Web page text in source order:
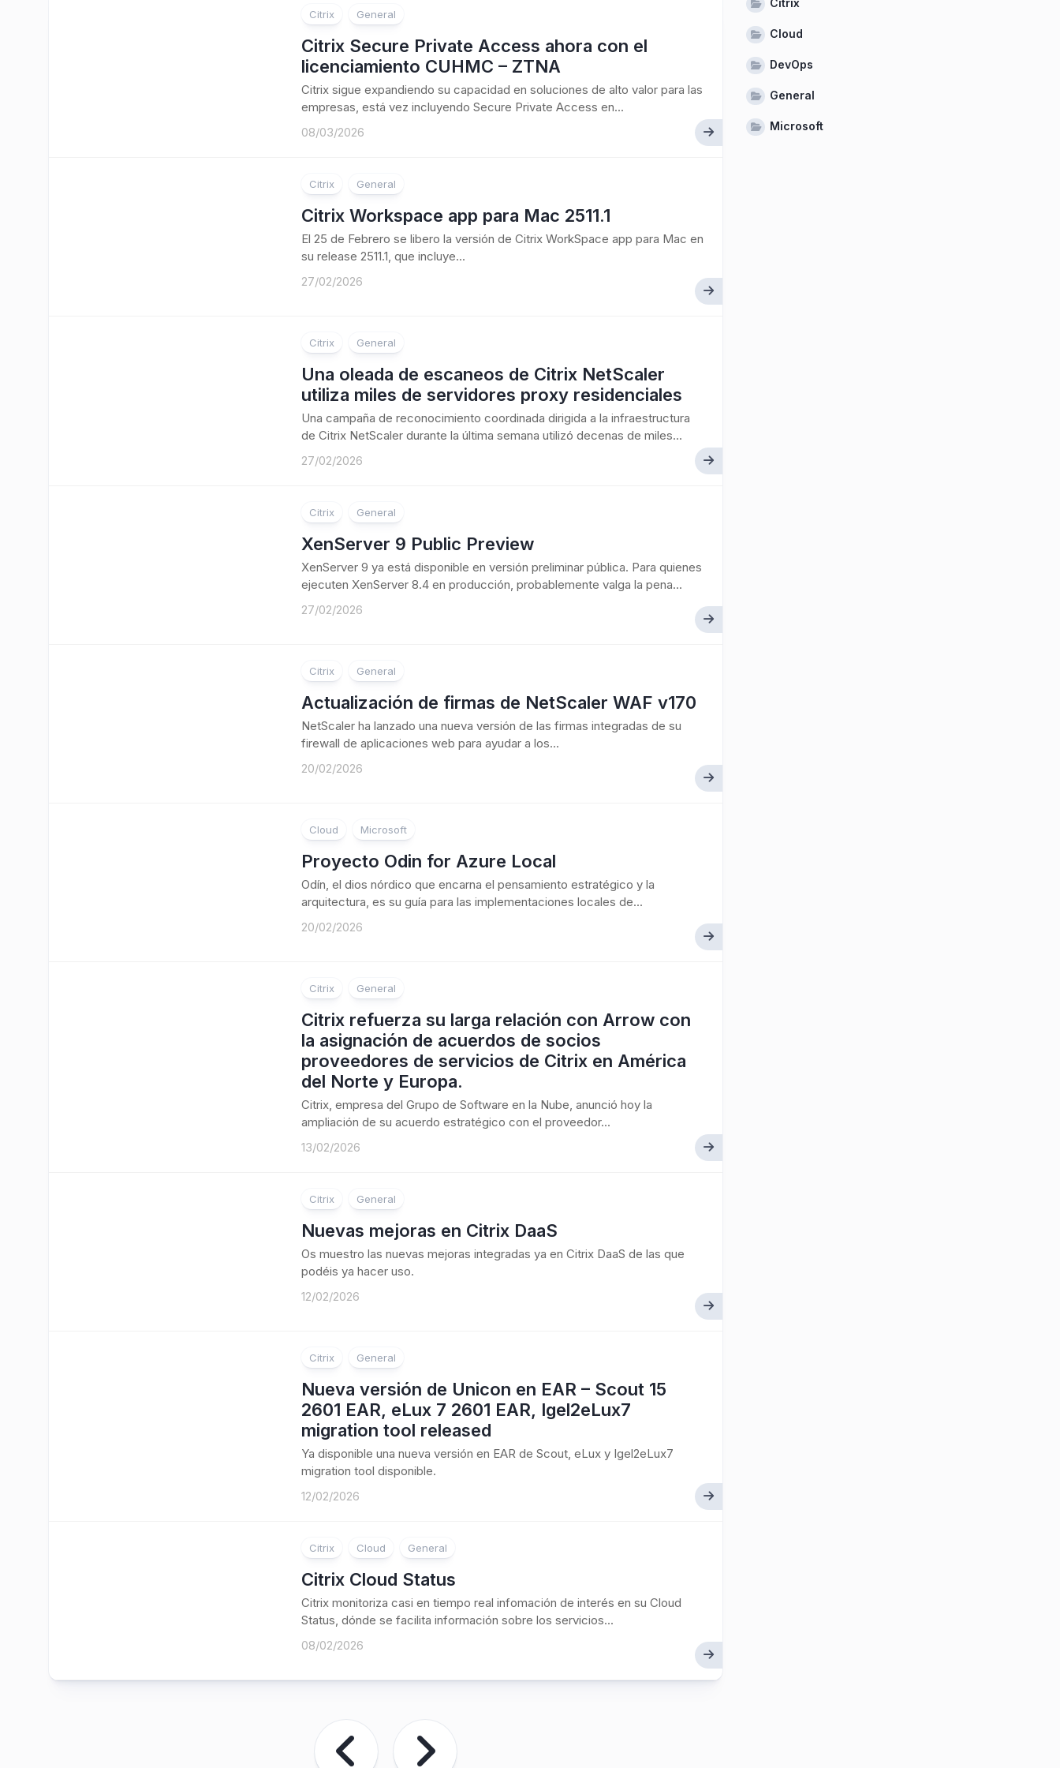
Citrix General
Citrix Secure Private Access ahora con el
licenciamiento CUHMC – ZTNA
Citrix sigue expandiendo su capacidad en soluciones de alto valor para las
empresas, está vez incluyendo Secure Private Access en...
08/03/2026
Citrix General
Citrix Workspace app para Mac 2511.1
El 25 de Febrero se libero la versión de Citrix WorkSpace app para Mac en
su release 2511.1, que incluye...
27/02/2026
Citrix General
Una oleada de escaneos de Citrix NetScaler
utiliza miles de servidores proxy residenciales
Una campaña de reconocimiento coordinada dirigida a la infraestructura
de Citrix NetScaler durante la última semana utilizó decenas de miles...
27/02/2026
Citrix General
XenServer 9 Public Preview
XenServer 9 ya está disponible en versión preliminar pública. Para quienes
ejecuten XenServer 8.4 en producción, probablemente valga la pena...
27/02/2026
Citrix General
Actualización de firmas de NetScaler WAF v170
NetScaler ha lanzado una nueva versión de las firmas integradas de su
firewall de aplicaciones web para ayudar a los...
20/02/2026
Cloud Microsoft
Proyecto Odin for Azure Local
Odín, el dios nórdico que encarna el pensamiento estratégico y la
arquitectura, es su guía para las implementaciones locales de...
20/02/2026
Citrix General
Citrix refuerza su larga relación con Arrow con
la asignación de acuerdos de socios
proveedores de servicios de Citrix en América
del Norte y Europa.
Citrix, empresa del Grupo de Software en la Nube, anunció hoy la
ampliación de su acuerdo estratégico con el proveedor...
13/02/2026
Citrix General
Nuevas mejoras en Citrix DaaS
Os muestro las nuevas mejoras integradas ya en Citrix DaaS de las que
podéis ya hacer uso.
12/02/2026
Citrix General
Nueva versión de Unicon en EAR – Scout 15
2601 EAR, eLux 7 2601 EAR, Igel2eLux7
migration tool released
Ya disponible una nueva versión en EAR de Scout, eLux y Igel2eLux7
migration tool disponible.
12/02/2026
Citrix Cloud General
Citrix Cloud Status
Citrix monitoriza casi en tiempo real infomación de interés en su Cloud
Status, dónde se facilita información sobre los servicios...
08/02/2026
Citrix
Cloud
DevOps
General
Microsoft